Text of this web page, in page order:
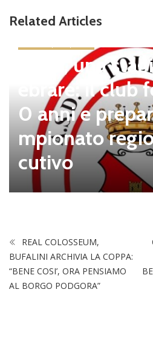
Related Articles
Tolfa, una
ebrare: il club
0 anni e
mpionato
cutivo
REAL COLOSSEUM,
BUFALINI ARCHIVIA LA COPPA:
“BENE COSI’, ORA PENSIAMO
AL BORGO PODGORA”